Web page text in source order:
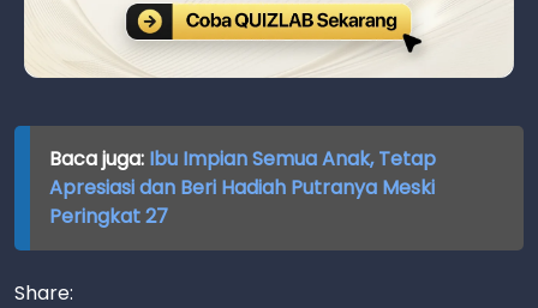
Baca juga: Ibu Impian Semua Anak, Tetap
Apresiasi dan Beri Hadiah Putranya Meski
Peringkat 27
Share: